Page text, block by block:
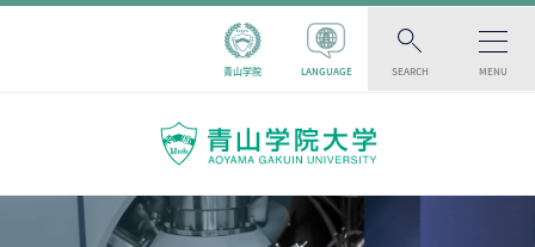
青山学院 LANGUAGE SEARCH MENU